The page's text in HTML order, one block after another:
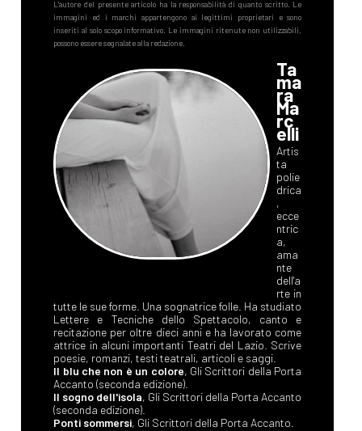
Ta
ma
ra
Ma
rc
elli
Artis
ta
polie
drica
,
ecce
ntric
a,
ama
nte
dell'a
rte in
tutte le sue forme. Una sognatrice folle. Ha studiato
Lettere e Tecniche dello Spettacolo, canto e
recitazione per oltre dieci anni e ha lavorato come
attrice in alcuni importanti Teatri del Lazio. Scrive
poesie, romanzi, testi teatrali, articoli e saggi.
Il blu che non è un colore, Gli Scrittori della Porta
Accanto (seconda edizione).
Il sogno dell'isola, Gli Scrittori della Porta Accanto
(seconda edizione).
Ponti sommersi, Gli Scrittori della Porta Accanto.